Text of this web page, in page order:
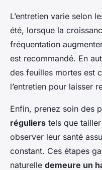
L’entretien varie selon
été, lorsque la
fréquentation
est recommandé. En
des feuilles mortes est
l’entretien pour laisser
Enfin, prenez soin des
réguliers tels que
observer leur santé
constant. Ces étapes
naturelle demeure un